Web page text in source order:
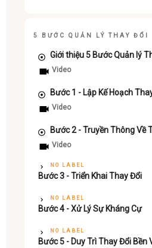
5 BƯỚC QUẢN LÝ THAY ĐỔI
Giới thiệu 5 Bước Quản lý
Video
Bước 1 - Lập Kế Hoạch
Video
Bước 2 - Truyền Thông Về
Video
NO LABEL
Bước 3 - Triển Khai Thay Đổi
NO LABEL
Bước 4 - Xử Lý Sự Kháng Cự
NO LABEL
Bước 5 - Duy Trì Thay Đổi Bền